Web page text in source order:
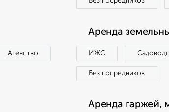
Агенство
Аренда
ИЖС
Без посредников
Аренда гаржей,